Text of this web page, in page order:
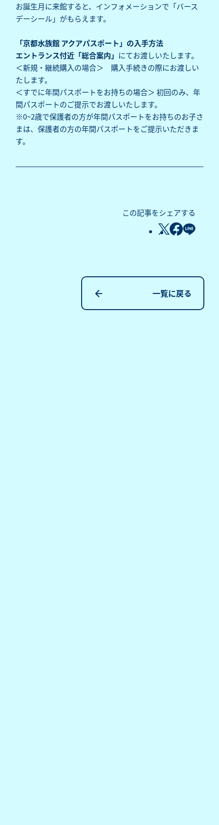
お誕生月に来館すると、インフォメーションで「バース
デーシール」がもらえます。
「京都水族館 アクアパスポート」の入手方法
エントランス付近「総合案内」 にてお渡しいたします。
＜新規・継続購入の場合＞ 購入手続きの際にお渡しい
たします。
＜すでに年間パスポートをお持ちの場合＞ 初回のみ、年
間パスポートのご提示でお渡しいたします。
※0~2歳で保護者の方が年間パスポートをお持ちのお子さ
まは、保護者の方の年間パスポートをご提示いただきま
す。
この記事をシェアする
一覧に戻る